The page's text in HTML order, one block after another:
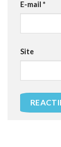
E-mail *
Site